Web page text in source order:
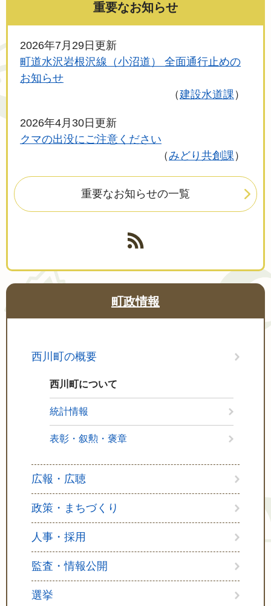
重要なお知らせ
2026年7月29日更新
町道水沢岩根沢線（小沼道） 全面通行止めの
お知らせ
建設水道課
2026年4月30日更新
クマの出没にご注意ください
みどり共創課
重要なお知らせの一覧
町政情報
西川町の概要
西川町について
統計情報
表彰・叙勲・褒章
広報・広聴
政策・まちづくり
人事・採用
監査・情報公開
選挙